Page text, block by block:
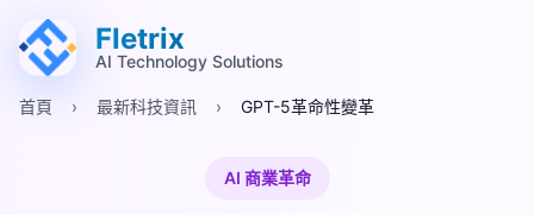
跳至主要內容 (Alt+M)
跳至頁尾 (Alt+F)
Fletrix
AI Technology Solutions
首頁 › 最新科技資訊 › GPT-5革命性變革
AI 商業革命